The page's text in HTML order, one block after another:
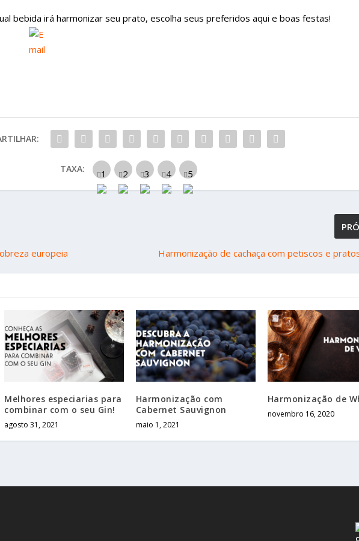
bebida irá harmonizar seu prato, escolha seus preferidos aqui e boas festas!
TAXA:
europeia Harmonização de cachaça com petiscos e
Melhores especiarias para
combinar com o seu Gin!
agosto 31, 2021
Harmonização com
Cabernet Sauvignon
maio 1, 2021
Harmonização de
novembro 16, 2020